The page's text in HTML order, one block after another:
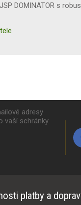
DOMINATOR s
adresy
vaší schránky.
platby a